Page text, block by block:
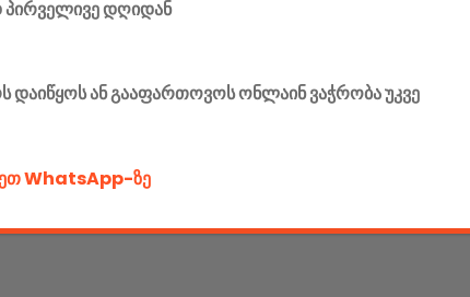
პირველივე დღიდან
დაიწყოს ან გააფართოვოს ონლაინ ვაჭრობა უკვე
WhatsApp-ზე